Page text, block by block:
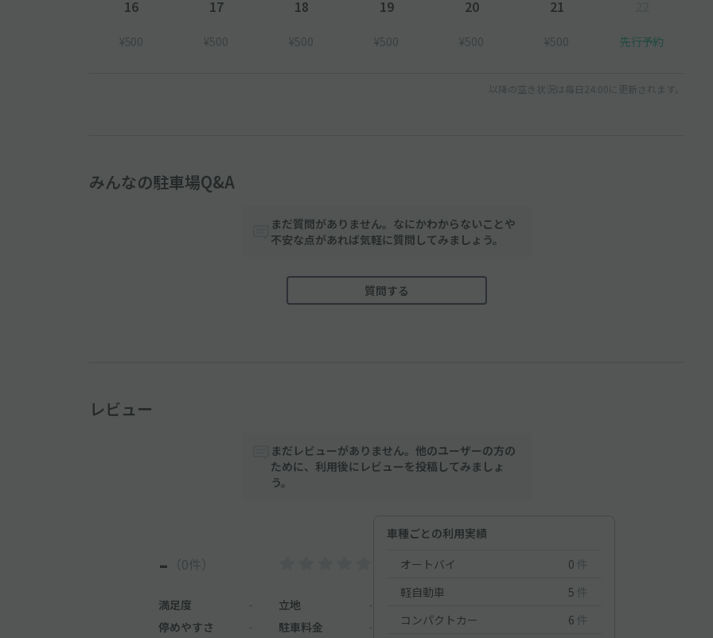
16
¥500
17
¥500
18
¥500
19
¥500
20
¥500
21
¥500 先行予約
以降の空き状況は毎日24:00に更新されます。
みんなの駐車場Q&A
まだ質問がありません。なにかわからないことや
不安な点があれば気軽に質問してみましょう。
質問する
レビュー
まだレビューがありません。他のユーザーの方の
ために、利用後にレビューを投稿してみましょ
う。
- （0件）
満足度 立地
停めやすさ
駐車料金
車種ごとの利用実績
オートバイ
0 件
軽自動車
5 件
コンパクトカー
6 件